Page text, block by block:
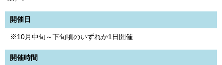
開催日
※10月中旬～下旬頃のいずれか1日開催
開催時間